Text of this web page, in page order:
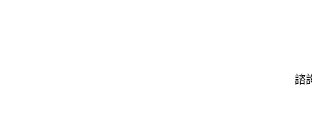
諮